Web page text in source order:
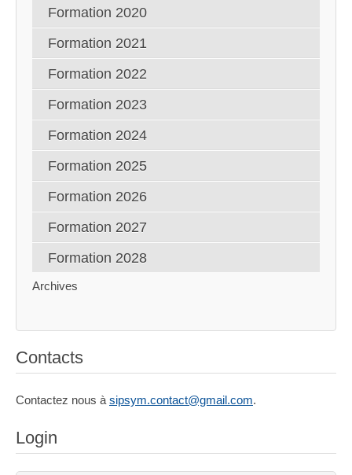
Formation 2020
Formation 2021
Formation 2022
Formation 2023
Formation 2024
Formation 2025
Formation 2026
Formation 2027
Formation 2028
Archives
Contacts
Contactez nous à sipsym.contact@gmail.com.
Login